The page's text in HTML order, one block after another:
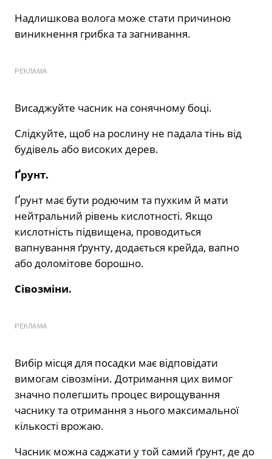
Надлишкова волога може стати причиною
виникнення грибка та загнивання.
РЕКЛАМА
Висаджуйте часник на сонячному боці.
Слідкуйте, щоб на рослину не падала тінь від
будівель або високих дерев.
Ґрунт.
Ґрунт має бути родючим та пухким й мати
нейтральний рівень кислотності. Якщо
кислотність підвищена, проводиться
вапнування ґрунту, додається крейда, вапно
або доломітове борошно.
Сівозміни.
РЕКЛАМА
Вибір місця для посадки має відповідати
вимогам сівозміни. Дотримання цих вимог
значно полегшить процес вирощування
часнику та отримання з нього максимальної
кількості врожаю.
Часник можна саджати у той самий ґрунт, де до